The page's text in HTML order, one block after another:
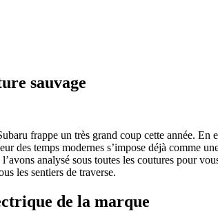
sauvage
frappe un très grand coup cette année.
des temps modernes s’impose déjà comme
analysé sous toutes les coutures pour
les sentiers de traverse.
de la marque